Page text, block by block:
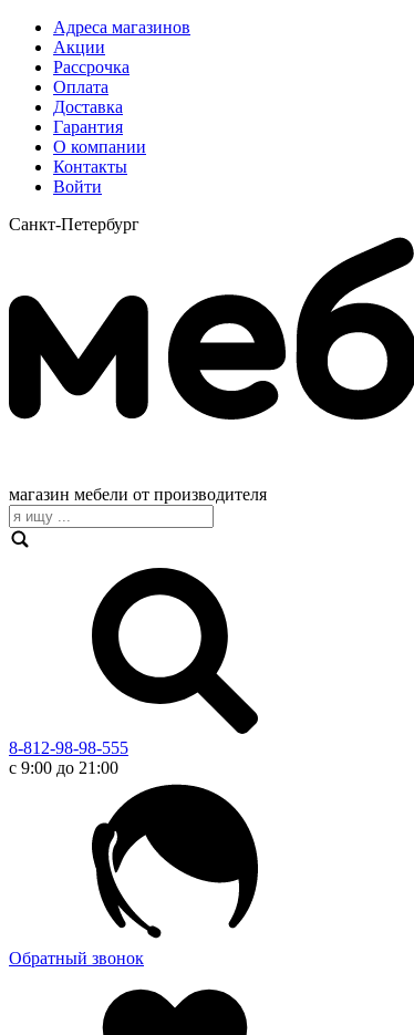
Адреса магазинов
Акции
Рассрочка
Оплата
Доставка
Гарантия
О компании
Контакты
Войти
Санкт-Петербург
магазин мебели от производителя
8-812-98-98-555
с 9:00 до 21:00
Обратный звонок